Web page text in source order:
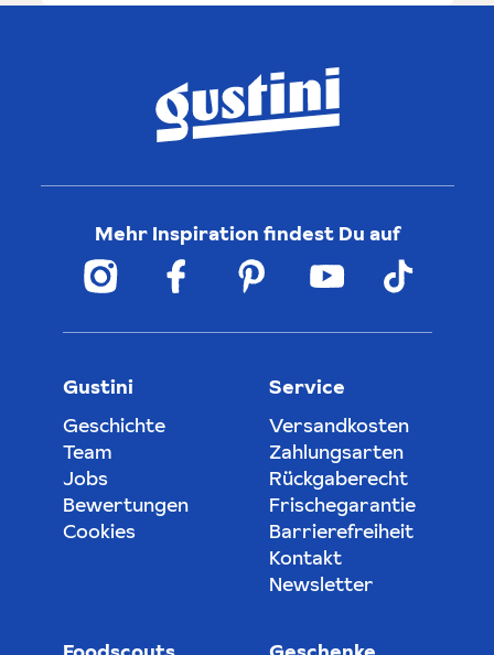
Mehr Inspiration findest Du auf
Gustini
Geschichte
Team
Jobs
Bewertungen
Cookies
Service
Versandkosten
Zahlungsarten
Rückgaberecht
Frischegarantie
Barrierefreiheit
Kontakt
Newsletter